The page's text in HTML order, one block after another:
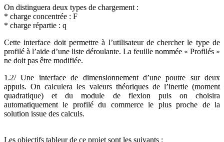
On distinguera deux types de chargement :
* charge concentrée : F
* charge répartie : q
Cette interface doit permettre à l’utilisateur de chercher le type de
profilé à l’aide d’une liste déroulante. La feuille nommée « Profilés »
ne doit pas être modifiée.
1.2/ Une interface de dimensionnement d’une poutre sur deux
appuis. On calculera les valeurs théoriques de l’inertie (moment
quadratique) et du module de flexion puis on choisira
automatiquement le profilé du commerce le plus proche de la
solution issue des calculs.
Les objectifs tableur de ce projet sont les suivants :